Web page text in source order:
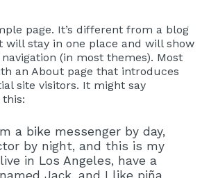
page. It’s different from a blog
will stay in one place and will show
(in most themes). Most
an About page that introduces
site visitors. It might say
a bike messenger by day,
by night, and this is my
in Los Angeles, have a